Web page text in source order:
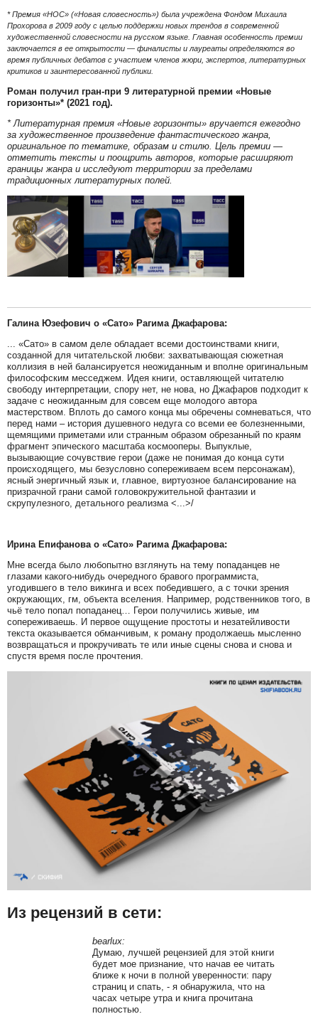
* Премия «НОС» («Новая словесность») была учреждена Фондом Михаила
Прохорова в 2009 году с целью поддержки новых трендов в современной
художественной словесности на русском языке. Главная особенность премии
заключается в ее открытости — финалисты и лауреаты определяются во
время публичных дебатов с участием членов жюри, экспертов, литературных
критиков и заинтересованной публики.
Роман получил гран-при 9 литературной премии «Новые
горизонты»* (2021 год).
* Литературная премия «Новые горизонты» вручается ежегодно
за художественное произведение фантастического жанра,
оригинальное по тематике, образам и стилю. Цель премии —
отметить тексты и поощрить авторов, которые расширяют
границы жанра и исследуют территории за пределами
традиционных литературных полей.
Галина Юзефович о «Сато» Рагима Джафарова:
... «Сато» в самом деле обладает всеми достоинствами книги,
созданной для читательской любви: захватывающая сюжетная
коллизия в ней балансируется неожиданным и вполне оригинальным
философским месседжем. Идея книги, оставляющей читателю
свободу интерпретации, спору нет, не нова, но Джафаров подходит к
задаче с неожиданным для совсем еще молодого автора
мастерством. Вплоть до самого конца мы обречены сомневаться, что
перед нами – история душевного недуга со всеми ее болезненными,
щемящими приметами или странным образом обрезанный по краям
фрагмент эпического масштаба космооперы. Выпуклые,
вызывающие сочувствие герои (даже не понимая до конца сути
происходящего, мы безусловно сопереживаем всем персонажам),
ясный энергичный язык и, главное, виртуозное балансирование на
призрачной грани самой головокружительной фантазии и
скрупулезного, детального реализма <...>/
Ирина Епифанова о «Сато» Рагима Джафарова:
Мне всегда было любопытно взглянуть на тему попаданцев не
глазами какого-нибудь очередного бравого программиста,
угодившего в тело викинга и всех победившего, а с точки зрения
окружающих, гм, объекта вселения. Например, родственников того, в
чьё тело попал попаданец… Герои получились живые, им
сопереживаешь. И первое ощущение простоты и незатейливости
текста оказывается обманчивым, к роману продолжаешь мысленно
возвращаться и прокручивать те или иные сцены снова и снова и
спустя время после прочтения.
Из рецензий в сети:
bearlux:
Думаю, лучшей рецензией для этой книги
будет мое признание, что начав ее читать
ближе к ночи в полной уверенности: пару
страниц и спать, - я обнаружила, что на
часах четыре утра и книга прочитана
полностью.